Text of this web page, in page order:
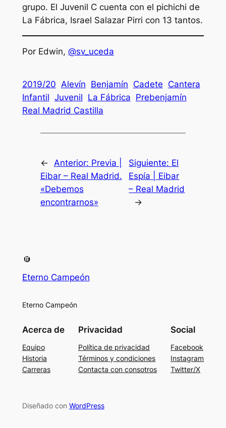
grupo. El Juvenil C cuenta con el pichichi de
La Fábrica, Israel Salazar Pirri con 13 tantos.
Por Edwin, @sv_uceda
2019/20 Alevín Benjamín Cadete Cantera
Infantil Juvenil La Fábrica Prebenjamín
Real Madrid Castilla
← Anterior: Previa |
Eibar – Real Madrid.
«Debemos
encontrarnos»
Siguiente: El
Espía | Eibar
– Real Madrid
→
Eterno Campeón
Eterno Campeón
Acerca de
Equipo
Historia
Carreras
Privacidad
Política de privacidad
Términos y condiciones
Contacta con consotros
Social
Facebook
Instagram
Twitter/X
Diseñado con WordPress